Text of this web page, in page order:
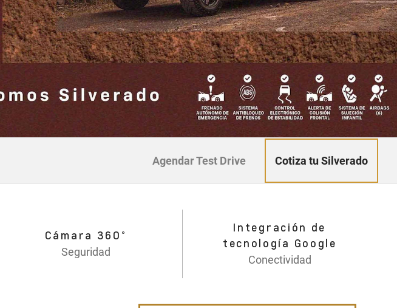
Agendar Test Drive Cotiza tu Silverado
Cámara 360°
Seguridad
Integración de
tecnología Google
Conectividad